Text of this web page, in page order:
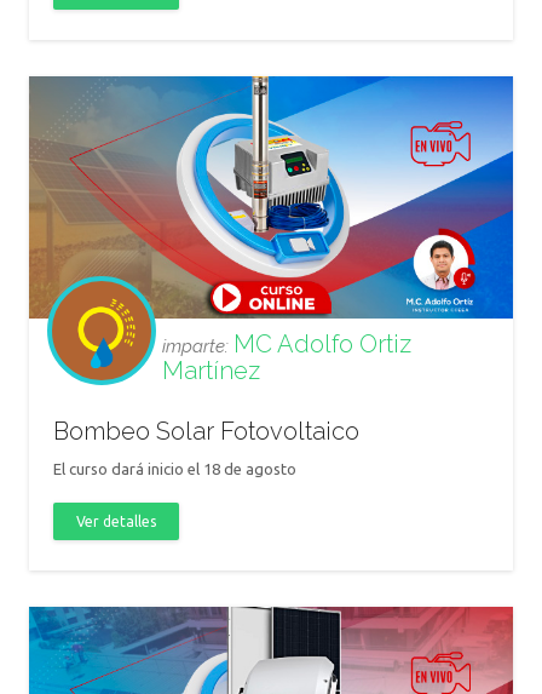
imparte: MC Adolfo Ortiz
Martínez
Bombeo Solar Fotovoltaico
El curso dará inicio el 18 de agosto
Ver detalles